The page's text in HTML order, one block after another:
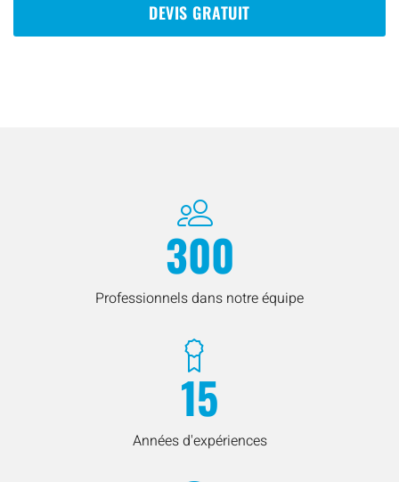
DEVIS GRATUIT
300
Professionnels dans notre équipe
15
Années d'expériences